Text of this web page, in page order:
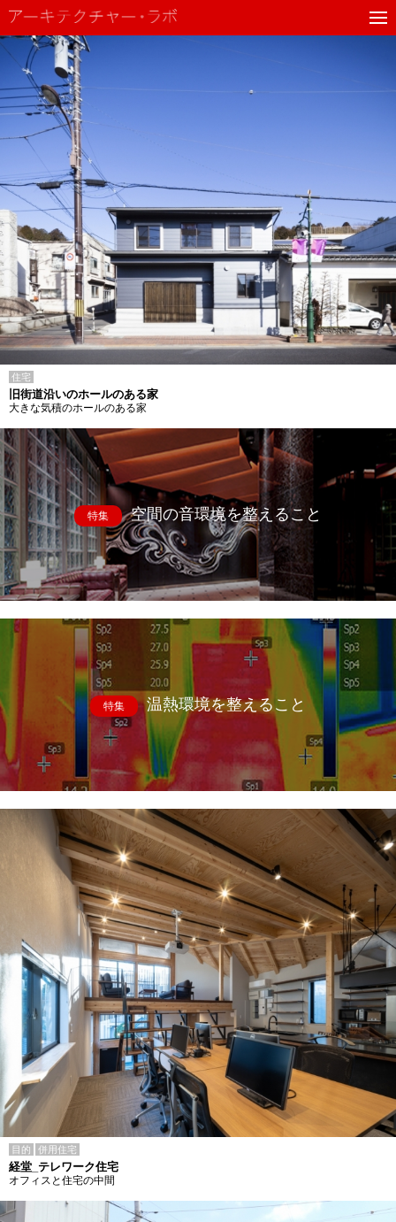
住宅
旧街道沿いのホールのある家
大きな気積のホールのある家
特集 空間の音環境を整えること
特集 温熱環境を整えること
目的 併用住宅
経堂_テレワーク住宅
オフィスと住宅の中間